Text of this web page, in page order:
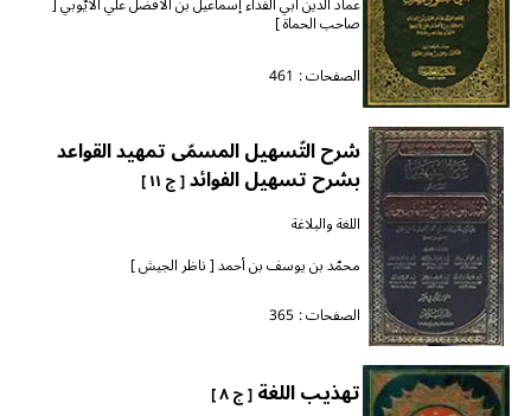
صاحب الحماة ]
الصفحات : 461
شرح التّسهيل المسمّى تمهيد القواعد
بشرح تسهيل الفوائد[ ج ١١ ]
اللغة والبلاغة
محمّد بن يوسف بن أحمد [ ناظر الجيش ]
الصفحات : 365
تهذيب اللغة[ ج ٨ ]